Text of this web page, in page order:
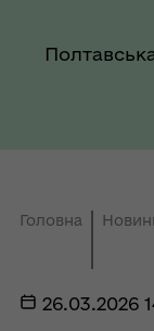
Головна
26.03.2026